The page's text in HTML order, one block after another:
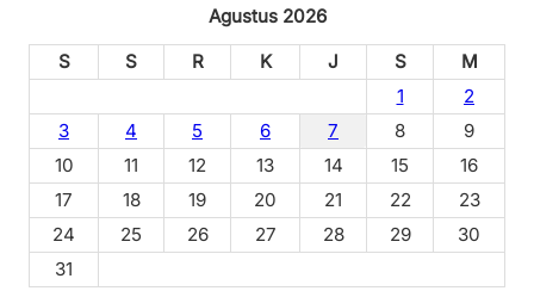
Agustus 2026
S
S R K J S
M
1
2
3
4 5 6 7 8
9
10
11 12 13 14 15
16
17
18 19 20 21 22
23
24
25 26 27 28 29
30
31